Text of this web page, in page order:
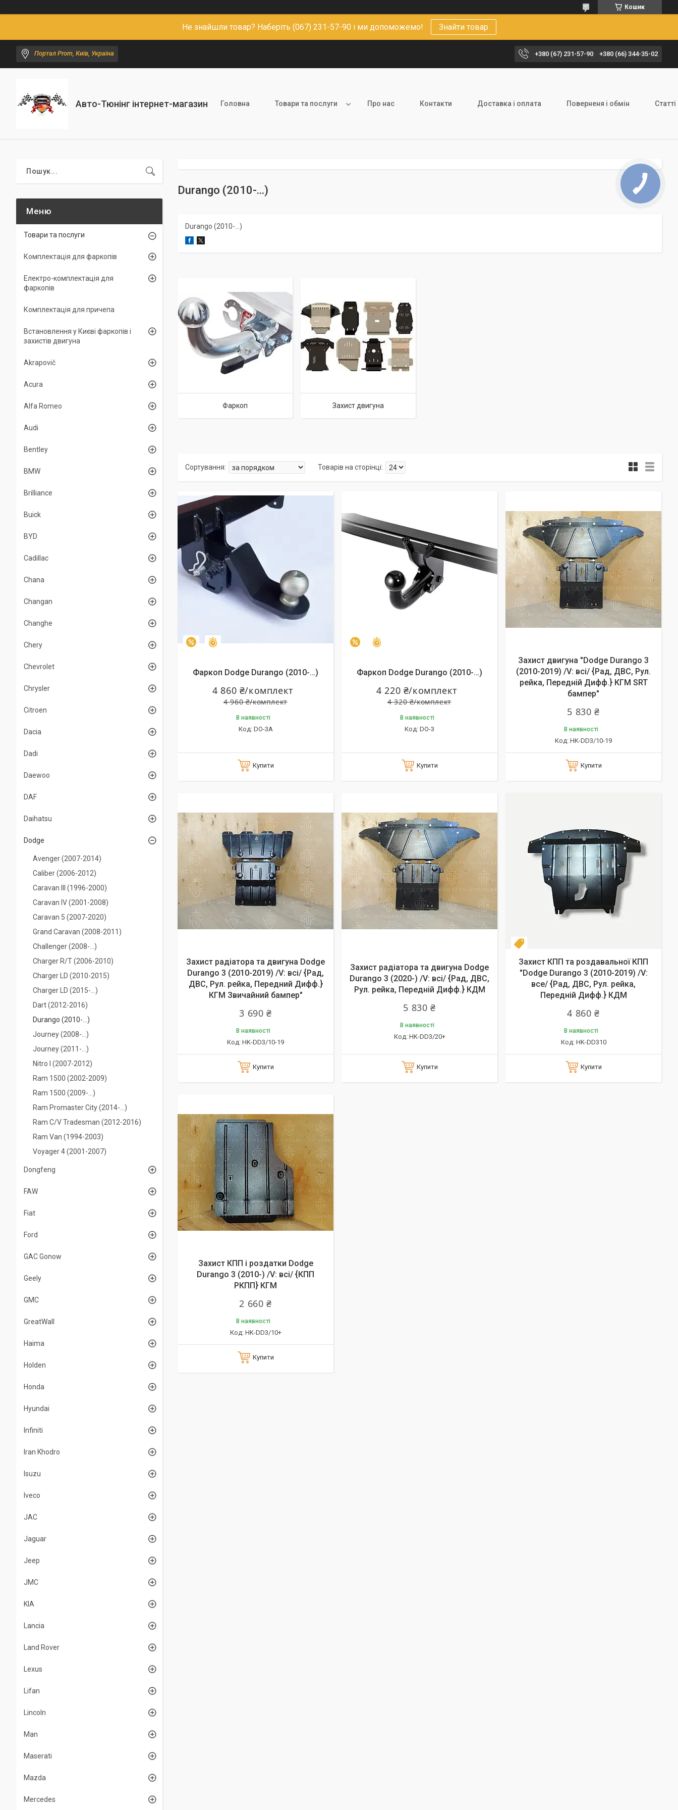
Кошик
Не знайшли товар? Наберіть (067) 231-57-90 і ми допоможемо! Знайти товар
Портал Prom, Київ, Україна +380 (67) 231-57-90 +380 (66) 344-35-02
Авто-Тюнінг інтернет-магазин Головна Товари та послуги Про нас Контакти Доставка і оплата Поверненя і обмін Статті
Durango (2010-...)
Durango (2010-...)
Фаркоп Захист двигуна
–2% Залишилось 25 днів
Фаркоп Dodge Durango (2010-…)
4 960 ₴/комплект
4 860 ₴/комплект
В наявності
DO-3A
Купити
–2%
Фаркоп Dodge Durango (2010-…)
4 320 ₴/комплект
4 220 ₴/комплект
В наявності
DO-3
Купити
Захист двигуна "Dodge Durango 3
(2010-2019) /V: всі/ {Рад, ДВС, Рул.
рейка, Передній Дифф.} КГМ SRT
бампер"
5 830 ₴
В наявності
HK-DD3/10-19
Купити
Захист радіатора та двигуна Dodge
Durango 3 (2010-2019) /V: всі/ {Рад,
ДВС, Рул. рейка, Передний Дифф.}
КГМ Звичайний бампер"
3 690 ₴
В наявності
HK-DD3/10-19
Купити
Захист радіатора та двигуна Dodge
Durango 3 (2020-) /V: всі/ {Рад, ДВС,
Рул. рейка, Передній Дифф.} КДМ
5 830 ₴
В наявності
HK-DD3/20+
Купити
Захист КПП та роздавальної КПП
"Dodge Durango 3 (2010-2019) /V:
все/ {Рад, ДВС, Рул. рейка,
Передній Дифф.} КДМ
4 860 ₴
В наявності
HK-DD310
Купити
Захист КПП і роздатки Dodge
Durango 3 (2010-) /V: всі/ {КПП
РКПП} КГМ
2 660 ₴
В наявності
HK-DD3/10+
Купити
Товари та послуги
Комплектація для фаркопів
Електро-комплектація для
фаркопів
Комплектація для причепа
Встановлення у Києві фаркопів і
захистів двигуна
Akrapovič
Acura
Alfa Romeo
Audi
Bentley
BMW
Brilliance
Buick
BYD
Cadillac
Chana
Changan
Changhe
Chery
Chevrolet
Chrysler
Citroen
Dacia
Dadi
Daewoo
DAF
Daihatsu
Dodge
Avenger (2007-2014)
Caliber (2006-2012)
Caravan III (1996-2000)
Caravan IV (2001-2008)
Caravan 5 (2007-2020)
Grand Caravan (2008-2011)
Challenger (2008-...)
Charger R/T (2006-2010)
Charger LD (2010-2015)
Charger LD (2015-...)
Dart (2012-2016)
Durango (2010-...)
Journey (2008-...)
Journey (2011-...)
Nitro I (2007-2012)
Ram 1500 (2002-2009)
Ram 1500 (2009-...)
Ram Promaster City (2014-…)
Ram C/V Tradesman (2012-2016)
Ram Van (1994-2003)
Voyager 4 (2001-2007)
Dongfeng
FAW
Fiat
Ford
GAC Gonow
Geely
GMC
GreatWall
Haima
Holden
Honda
Hyundai
Infiniti
Iran Khodro
Isuzu
Iveco
JAC
Jaguar
Jeep
JMC
KIA
Lancia
Land Rover
Lexus
Lifan
Lincoln
Man
Maserati
Mazda
Mercedes